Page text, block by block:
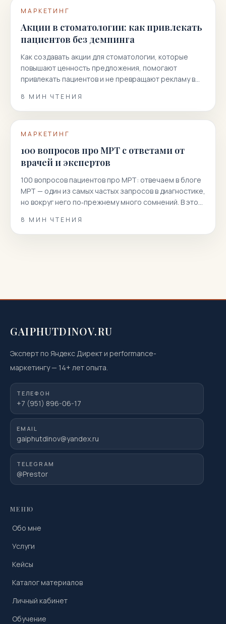
МАРКЕТИНГ
Акции в стоматологии: как привлекать
пациентов без демпинга
Как создавать акции для стоматологии, которые
повышают ценность предложения, помогают
привлекать пациентов и не превращают рекламу в
8 МИН ЧТЕНИЯ
МАРКЕТИНГ
100 вопросов про МРТ с ответами от
врачей и экспертов
100 вопросов пациентов про МРТ: отвечаем в блоге
МРТ — один из самых частых запросов в диагностике,
но вокруг него по‑прежнему много сомнений. В этой
пациентов и даем короткие, точные и полезные
ответы. Вы узнаете, как подготовиться к
8 МИН ЧТЕНИЯ
GAIPHUTDINOV.RU
Эксперт по Яндекс Директ и performance-
маркетингу— 14+ лет опыта.
ТЕЛЕФОН
+7 (951) 896-06-17
EMAIL
gaiphutdinov@yandex.ru
TELEGRAM
@Prestor
МЕНЮ
Обо мне
Услуги
Кейсы
Каталог материалов
Личный кабинет
Обучение